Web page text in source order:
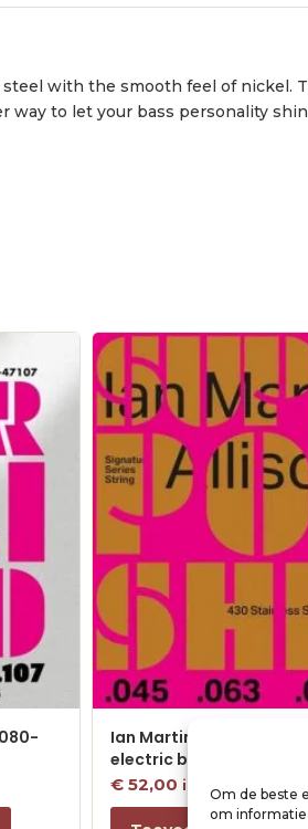
Om de beste
om informatie
with the smooth feel of nickel.
way to let your bass personality
Ian Martin Allison
electric bass, 045-063-
€52,00 incl. btw